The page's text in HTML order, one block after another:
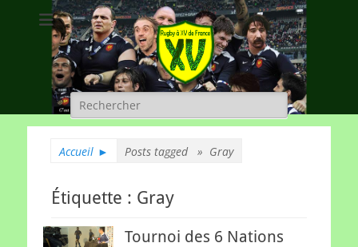
Rugby à XV de
France
A chacun son rugby
Rechercher :
Accueil ► Posts tagged » Gray
Étiquette : Gray
Tournoi des 6 Nations